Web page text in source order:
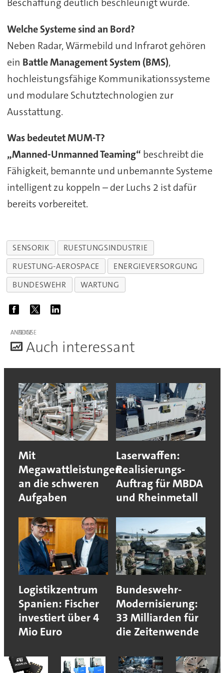
Welche Systeme sind an Bord?
Neben Radar, Wärmebild und Infrarot gehören
ein Battle Management System (BMS),
hochleistungsfähige Kommunikationssysteme
und modulare Schutztechnologien zur
Ausstattung.
Was bedeutet MUM-T?
„Manned-Unmanned Teaming“ beschreibt die
Fähigkeit, bemannte und unbemannte Systeme
intelligent zu koppeln – der Luchs 2 ist dafür
bereits vorbereitet.
SENSORIK
RUESTUNGSINDUSTRIE
RUESTUNG-AEROSPACE
ENERGIEVERSORGUNG
BUNDESWEHR
WARTUNG
ANZEIGE
Auch interessant
Mit
Megawattleistungen
an die schweren
Aufgaben
Laserwaffen:
Realisierungs-
Auftrag für MBDA
und Rheinmetall
Logistikzentrum
Spanien: Fischer
investiert über 4
Mio Euro
Bundeswehr-
Modernisierung:
33 Milliarden für
die Zeitenwende